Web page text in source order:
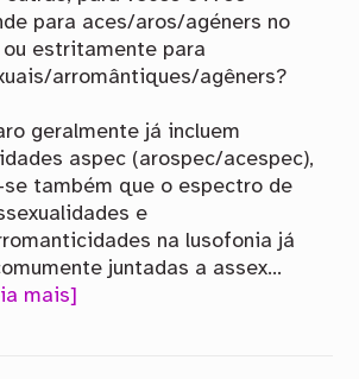
para aces/aros/agéners no
ou estritamente para
arromântiques/agêners?
geralmente já incluem
aspec (arospec/acespec),
se também que o espectro de
e
na lusofonia já
juntadas a assex…
mais]